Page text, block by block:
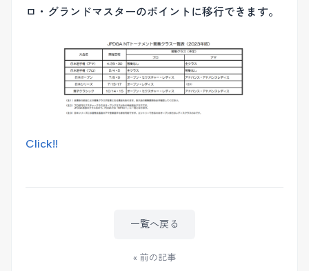
ロ・グランドマスターのポイントに移行できます。
Click!!
« 前の記事
一覧へ戻る